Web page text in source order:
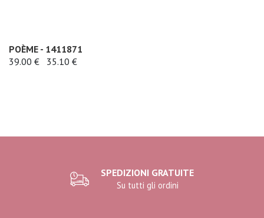
POÈME - 1411871
39.00 €
35.10 €
SPEDIZIONI GRATUITE
Su tutti gli ordini